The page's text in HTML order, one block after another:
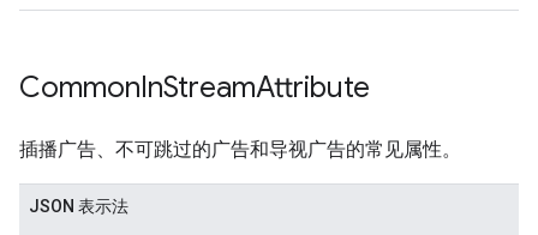
CommonInStreamAttribute
插播广告、不可跳过的广告和导视广告的常见属性。
JSON 表示法